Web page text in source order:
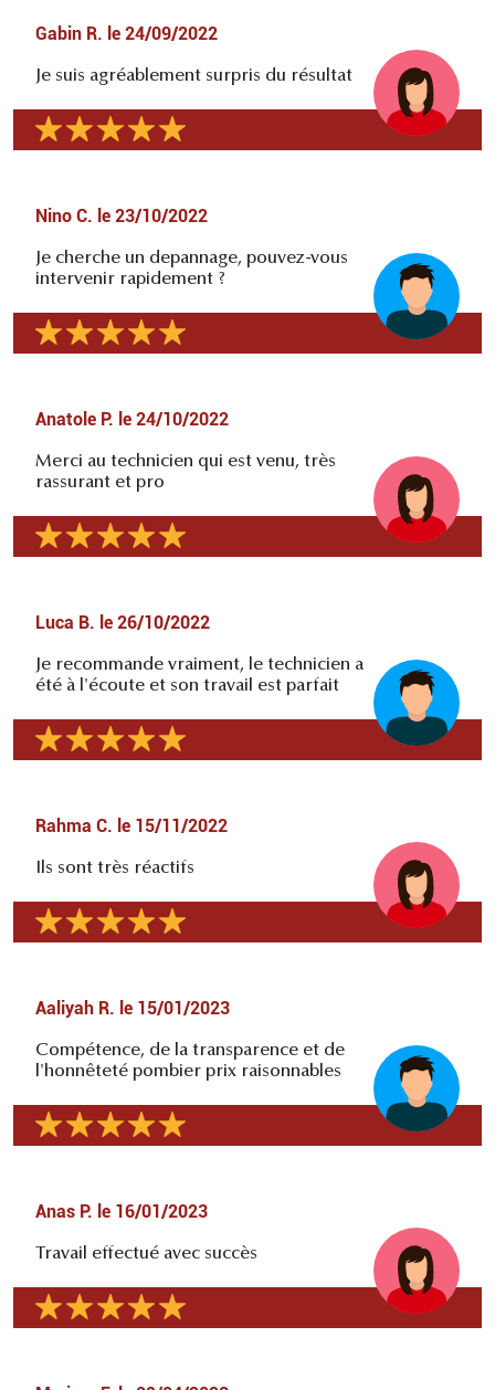
Gabin R. le 24/09/2022
Je suis agréablement surpris du résultat
Nino C. le 23/10/2022
Je cherche un depannage, pouvez-vous
intervenir rapidement ?
Anatole P. le 24/10/2022
Merci au technicien qui est venu, très
rassurant et pro
Luca B. le 26/10/2022
Je recommande vraiment, le technicien a
été à l'écoute et son travail est parfait
Rahma C. le 15/11/2022
Ils sont très réactifs
Aaliyah R. le 15/01/2023
Compétence, de la transparence et de
l'honnêteté pombier prix raisonnables
Anas P. le 16/01/2023
Travail effectué avec succès